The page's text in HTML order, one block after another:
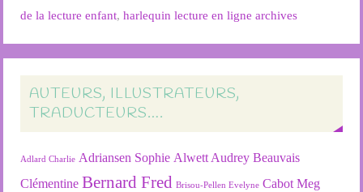
de la lecture enfant,harlequin lecture en ligne archives
AUTEURS, ILLUSTRATEURS,
TRADUCTEURS….
Adlard Charlie Adriansen Sophie Alwett Audrey Beauvais
Clémentine Bernard Fred Brisou-Pellen Evelyne Cabot Meg